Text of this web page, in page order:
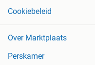
Cookiebeleid
Over Marktplaats
Perskamer